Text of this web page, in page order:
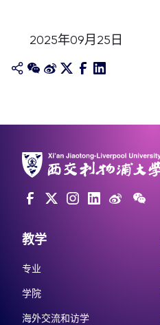
2025年09月25日
教学
专业
学院
海外交流和访学